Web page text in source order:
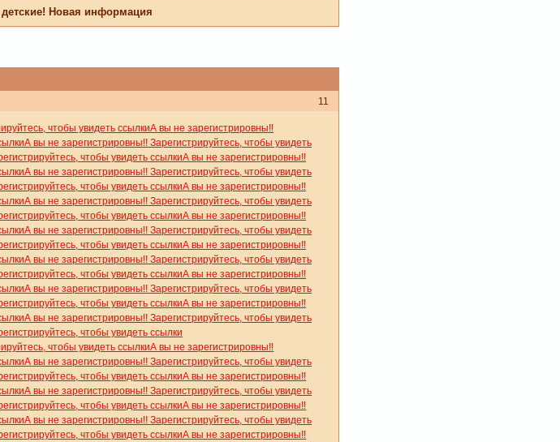
Новая информация
11
чтобы увидеть ссылкиА вы не зарегистрировны!!
А вы не зарегистрировны!! Зарегистрируйтесь, чтобы увидеть
чтобы увидеть ссылкиА вы не зарегистрировны!!
А вы не зарегистрировны!! Зарегистрируйтесь, чтобы увидеть
чтобы увидеть ссылкиА вы не зарегистрировны!!
А вы не зарегистрировны!! Зарегистрируйтесь, чтобы увидеть
чтобы увидеть ссылкиА вы не зарегистрировны!!
А вы не зарегистрировны!! Зарегистрируйтесь, чтобы увидеть
чтобы увидеть ссылкиА вы не зарегистрировны!!
А вы не зарегистрировны!! Зарегистрируйтесь, чтобы увидеть
чтобы увидеть ссылкиА вы не зарегистрировны!!
А вы не зарегистрировны!! Зарегистрируйтесь, чтобы увидеть
чтобы увидеть ссылкиА вы не зарегистрировны!!
А вы не зарегистрировны!! Зарегистрируйтесь, чтобы увидеть
чтобы увидеть ссылки
чтобы увидеть ссылкиА вы не зарегистрировны!!
А вы не зарегистрировны!! Зарегистрируйтесь, чтобы увидеть
чтобы увидеть ссылкиА вы не зарегистрировны!!
А вы не зарегистрировны!! Зарегистрируйтесь, чтобы увидеть
чтобы увидеть ссылкиА вы не зарегистрировны!!
А вы не зарегистрировны!! Зарегистрируйтесь, чтобы увидеть
чтобы увидеть ссылкиА вы не зарегистрировны!!